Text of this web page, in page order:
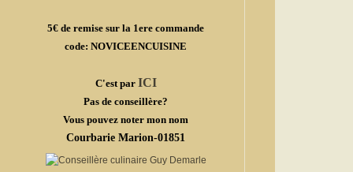
5€ de remise sur la 1ere commande
code: NOVICEENCUISINE
C'est par ICI
Pas de conseillère?
Vous pouvez noter mon nom
Courbarie Marion-01851